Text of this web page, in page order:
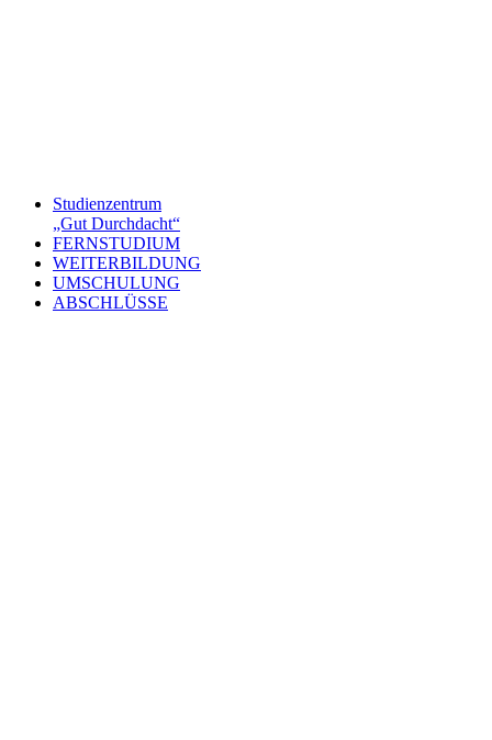
Studienzentrum
„Gut Durchdacht“
FERNSTUDIUM
WEITERBILDUNG
UMSCHULUNG
ABSCHLÜSSE